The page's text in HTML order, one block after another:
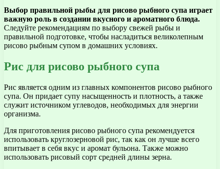
Выбор правильной рыбы для рисово рыбного супа играет
важную роль в создании вкусного и ароматного блюда.
Следуйте рекомендациям по выбору свежей рыбы и
правильной подготовке, чтобы насладиться великолепным
рисово рыбным супом в домашних условиях.
Рис для рисово рыбного супа
Рис является одним из главных компонентов рисово рыбного
супа. Он придает супу насыщенность и плотность, а также
служит источником углеводов, необходимых для энергии
организма.
Для приготовления рисово рыбного супа рекомендуется
использовать круглозерновой рис, так как он лучше всего
впитывает в себя вкус и аромат бульона. Также можно
использовать рисовый сорт средней длины зерна.